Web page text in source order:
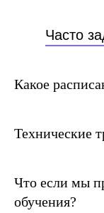
Часто
Какое
Технические
Что если мы
обучения?